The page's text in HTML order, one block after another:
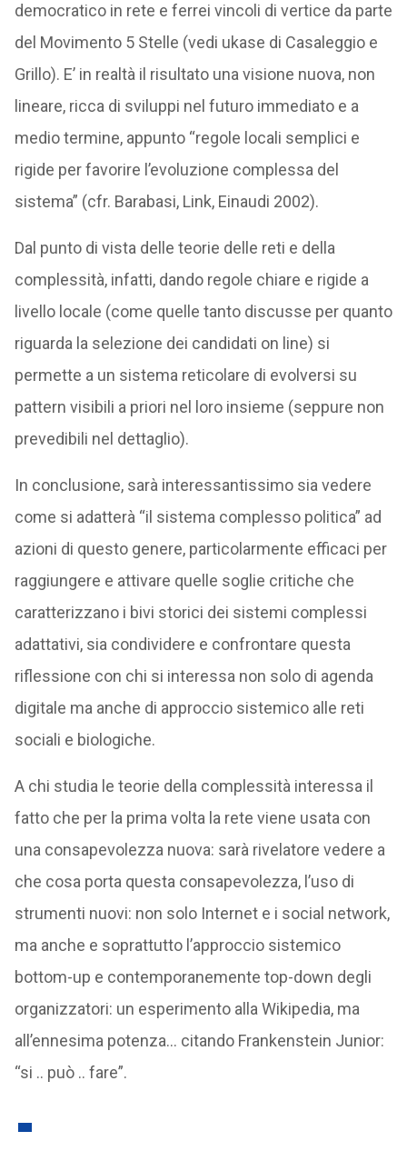
democratico in rete e ferrei vincoli di vertice da parte
del Movimento 5 Stelle (vedi ukase di Casaleggio e
Grillo). E’ in realtà il risultato una visione nuova, non
lineare, ricca di sviluppi nel futuro immediato e a
medio termine, appunto “regole locali semplici e
rigide per favorire l’evoluzione complessa del
sistema” (cfr. Barabasi, Link, Einaudi 2002).
Dal punto di vista delle teorie delle reti e della
complessità, infatti, dando regole chiare e rigide a
livello locale (come quelle tanto discusse per quanto
riguarda la selezione dei candidati on line) si
permette a un sistema reticolare di evolversi su
pattern visibili a priori nel loro insieme (seppure non
prevedibili nel dettaglio).
In conclusione, sarà interessantissimo sia vedere
come si adatterà “il sistema complesso politica” ad
azioni di questo genere, particolarmente efficaci per
raggiungere e attivare quelle soglie critiche che
caratterizzano i bivi storici dei sistemi complessi
adattativi, sia condividere e confrontare questa
riflessione con chi si interessa non solo di agenda
digitale ma anche di approccio sistemico alle reti
sociali e biologiche.
A chi studia le teorie della complessità interessa il
fatto che per la prima volta la rete viene usata con
una consapevolezza nuova: sarà rivelatore vedere a
che cosa porta questa consapevolezza, l’uso di
strumenti nuovi: non solo Internet e i social network,
ma anche e soprattutto l’approccio sistemico
bottom-up e contemporanemente top-down degli
organizzatori: un esperimento alla Wikipedia, ma
all’ennesima potenza… citando Frankenstein Junior:
“si .. può .. fare”.